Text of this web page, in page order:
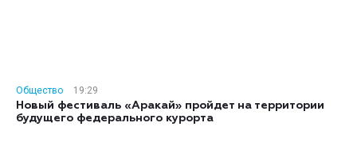
Общество
19:29
Новый фестиваль «Аракай» пройдет на территории
будущего федерального курорта